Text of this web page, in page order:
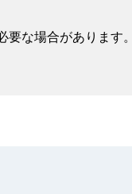
要な場合があります。